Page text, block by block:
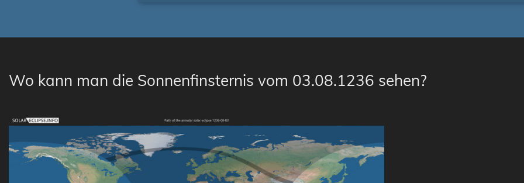
Wo kann man die Sonnenfinsternis vom 03.08.1236 sehen?